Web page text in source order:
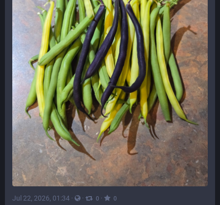
Jul 22, 2026, 01:34 · · 0 · 0